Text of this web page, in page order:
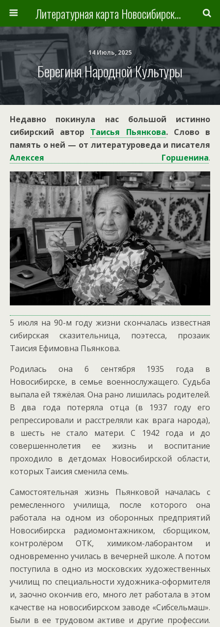
Литературная карта Новосибирска и Новосибирской области
14 Июль, 2025
Берегиня Народной Культуры
Недавно покинула нас большой истинно
сибирский автор Таисья Пьянкова. Слово в
память о ней — от литературоведа и писателя
Алексея Горшенина.
5 июля на 90-м году жизни скончалась известная
сибирская сказительница, поэтесса, прозаик
Таисия Ефимовна Пьянкова.
Родилась она 6 сентября 1935 года в
Новосибирске, в семье военнослужащего. Судьба
выпала ей тяжёлая. Она рано лишилась родителей.
В два года потеряла отца (в 1937 году его
репрессировали и расстреляли как врага народа),
в шесть не стало матери. С 1942 года и до
совершеннолетия ее жизнь и воспитание
проходило в детдомах Новосибирской области,
которых Таисия сменила семь.
Самостоятельная жизнь Пьянковой началась с
ремесленного училища, после которого она
работала на одном из оборонных предприятий
Новосибирска радиомонтажником, сборщиком,
контролёром ОТК, химиком-лаборантом и
одновременно училась в вечерней школе. А потом
поступила в одно из московских художественных
училищ по специальности художника-оформителя
и, заочно окончив его, много лет работала в этом
качестве на новосибирском заводе «Сибсельмаш».
Были в ее трудовом активе и другие профессии.